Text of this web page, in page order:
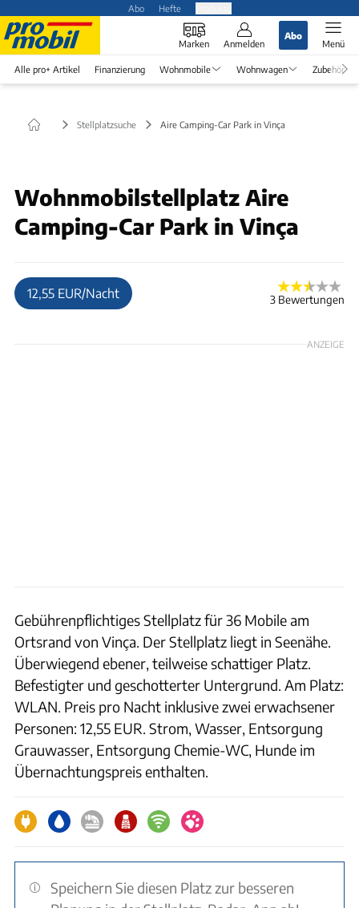
Abo Hefte
Marken Anmelden
Abo
Menü
Alle pro+ Artikel Finanzierung Wohnmobile Wohnwagen Zubehör
Stellplatzsuche Aire Camping-Car Park in Vinça
Wohnmobilstellplatz Aire
Camping-Car Park in Vinça
12,55 EUR/Nacht 3 Bewertungen
ANZEIGE
Gebührenpflichtiges Stellplatz für 36 Mobile am
Ortsrand von Vinça. Der Stellplatz liegt in Seenähe.
Überwiegend ebener, teilweise schattiger Platz.
Befestigter und geschotterter Untergrund. Am Platz:
WLAN. Preis pro Nacht inklusive zwei erwachsener
Personen: 12,55 EUR. Strom, Wasser, Entsorgung
Grauwasser, Entsorgung Chemie-WC, Hunde im
Übernachtungspreis enthalten.
Speichern Sie diesen Platz zur besseren